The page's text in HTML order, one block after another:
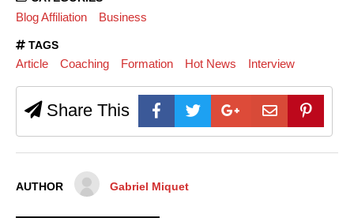
Blog Affiliation Business
TAGS
Article Coaching Formation Hot News Interview
Share This
AUTHOR Gabriel Miquet